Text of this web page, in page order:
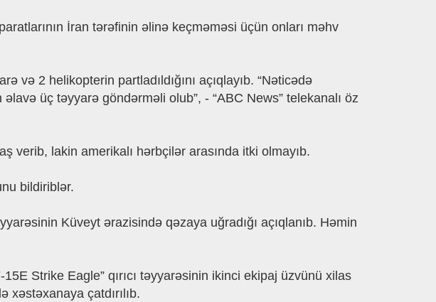
İran tərəfinin əlinə keçməməsi üçün onları məhv
2 helikopterin partladıldığını açıqlayıb. “Nəticədə
üç təyyarə göndərməli olub”, - “ABC News” telekanalı öz
verib, lakin amerikalı hərbçilər arasında itki olmayıb.
bildiriblər.
Küveyt ərazisində qəzaya uğradığı açıqlanıb. Həmin
Strike Eagle” qırıcı təyyarəsinin ikinci ekipaj üzvünü xilas
çatdırılıb.